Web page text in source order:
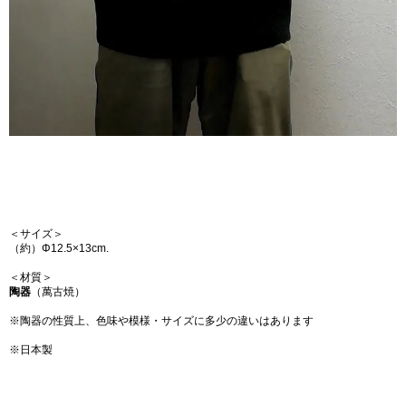
＜サイズ＞
（約）Φ12.5×13cm.
＜材質＞
陶器 （萬古焼）
※陶器の性質上、色味や模様・サイズに多少の違いはあります
※日本製